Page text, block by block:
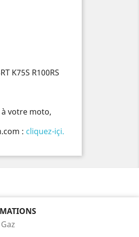
K75S R100RS
votre moto,
: cliquez-içi.